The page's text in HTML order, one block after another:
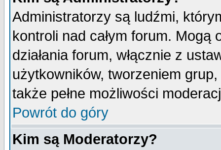
Administratorzy są ludźmi,
kontroli nad całym forum.
działania forum, włącznie z
użytkowników, tworzeniem
także pełne możliwości
Powrót do góry
Kim są Moderatorzy?